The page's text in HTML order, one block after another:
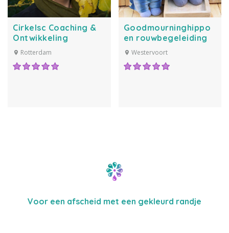
Cirkelsc Coaching &
Ontwikkeling
Rotterdam
Goodmourninghippo
en rouwbegeleiding
Westervoort
Voor een afscheid met een gekleurd randje